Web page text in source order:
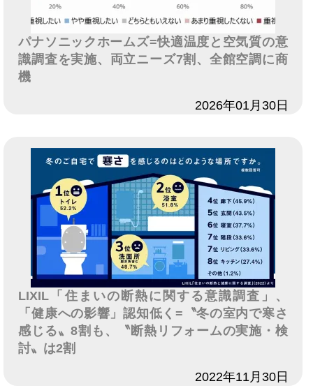
パナソニックホームズ=快適温度と空気質の意
識調査を実施、両立ニーズ7割、全館空調に商
機
2026年01月30日
LIXIL「住まいの断熱に関する意識調査」、
「健康への影響」認知低く=〝冬の室内で寒さ
感じる〟8割も、〝断熱リフォームの実施・検
討〟は2割
2022年11月30日